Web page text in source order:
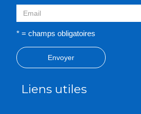
* = champs obligatoires
Envoyer
Liens utiles